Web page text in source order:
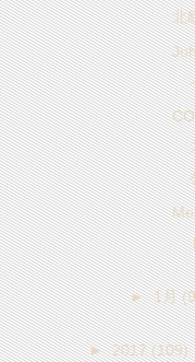
北
►1月
►2017(109)